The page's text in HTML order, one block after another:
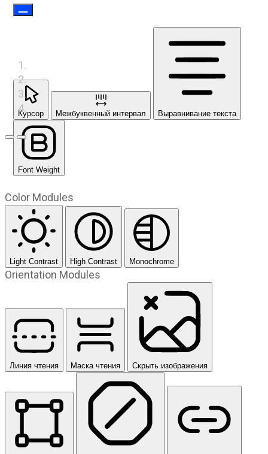
Предыдущий слайд
Следующий слайд
Курсор Межбуквенный интервал Выравнивание текста
Font Weight
Color Modules
Light Contrast High Contrast Monochrome
Orientation Modules
Линия чтения Маска чтения Скрыть изображения